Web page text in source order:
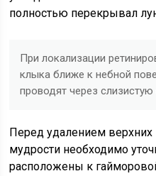
полностью перекрывал
При локализации
клыка ближе к небной
проводят через
Перед удалением
мудрости необходимо
расположены к